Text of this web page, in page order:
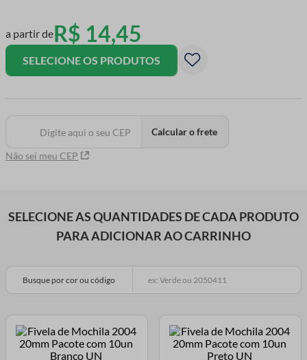
a partir deR$ 14,45
SELECIONE OS PRODUTOS
Não sei meu CEP
Calcular o frete
SELECIONE AS QUANTIDADES DE CADA PRODUTO
PARA ADICIONAR AO CARRINHO
Busque por cor ou código